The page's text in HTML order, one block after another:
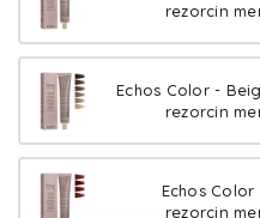
rezorcin
Echos Color -
rezorcin
Echos Color
rezorcin